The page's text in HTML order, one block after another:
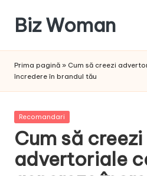
content
Biz Woman
succesul
Prima pagină » Cum să creezi
încredere în brandul tău
Posted
Recomandari
Cum să creezi
advertoriale